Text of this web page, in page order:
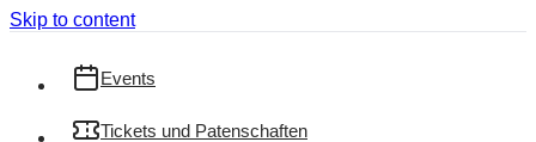
Skip to content
Events
Tickets und Patenschaften